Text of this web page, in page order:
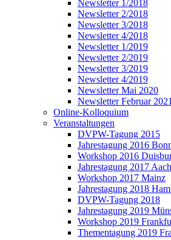
Newsletter 1/2018
Newsletter 2/2018
Newsletter 3/2018
Newsletter 4/2018
Newsletter 1/2019
Newsletter 2/2019
Newsletter 3/2019
Newsletter 4/2019
Newsletter Mai 2020
Newsletter Februar 2021
Online-Kolloquium
Veranstaltungen
DVPW-Tagung 2015
Jahrestagung 2016
Workshop 2016
Jahrestagung 2017
Workshop 2017 Mainz
Jahrestagung 2018
DVPW-Tagung 2018
Jahrestagung 2019
Workshop 2019
Thementagung 2019